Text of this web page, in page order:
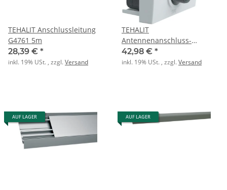
TEHALIT Anschlussleitung
G4761 5m
28,39 € *
inkl. 19% USt. , zzgl.Versand
TEHALIT
Antennenanschluss-
Enddose WS256 45x45mm
42,98 € *
inkl. 19% USt. , zzgl.Versand
AUF LAGER AUF LAGER